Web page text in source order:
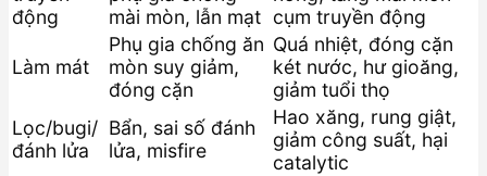
động
mài mòn, lẫn mạt cụm truyền động
Làm mát
Phụ gia chống ăn
mòn suy giảm,
đóng cặn
Quá nhiệt, đóng cặn
két nước, hư gioăng,
giảm tuổi thọ
Lọc/bugi/
đánh lửa
Bẩn, sai số đánh
lửa, misfire
Hao xăng, rung giật,
giảm công suất, hại
catalytic